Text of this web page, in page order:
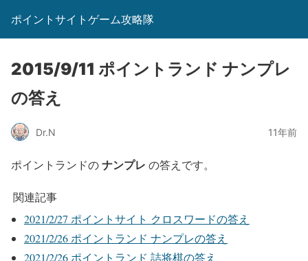
ポイントサイトゲーム攻略隊
2015/9/11 ポイントランド ナンプレ
の答え
Dr.N 11年前
ポイントランドのナンプレ の答えです。
関連記事
2021/2/27 ポイントサイト クロスワードの答え
2021/2/26 ポイントランド ナンプレの答え
2021/2/26 ポイントランド 詰将棋の答え